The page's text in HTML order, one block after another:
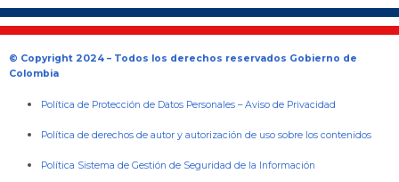
© Copyright 2024 – Todos los derechos reservados Gobierno de
Colombia
Política de Protección de Datos Personales –Aviso de Privacidad
Política de derechos de autor y autorización de uso sobre los contenidos
Política Sistema de Gestión de Seguridad de la Información